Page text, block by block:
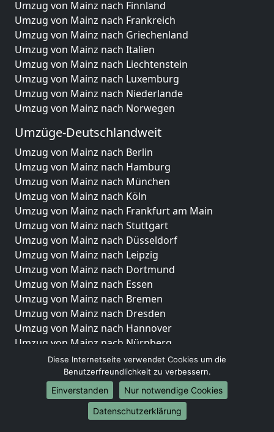
Umzug von Mainz nach Finnland
Umzug von Mainz nach Frankreich
Umzug von Mainz nach Griechenland
Umzug von Mainz nach Italien
Umzug von Mainz nach Liechtenstein
Umzug von Mainz nach Luxemburg
Umzug von Mainz nach Niederlande
Umzug von Mainz nach Norwegen
Umzüge-Deutschlandweit
Umzug von Mainz nach Berlin
Umzug von Mainz nach Hamburg
Umzug von Mainz nach München
Umzug von Mainz nach Köln
Umzug von Mainz nach Frankfurt am Main
Umzug von Mainz nach Stuttgart
Umzug von Mainz nach Düsseldorf
Umzug von Mainz nach Leipzig
Umzug von Mainz nach Dortmund
Umzug von Mainz nach Essen
Umzug von Mainz nach Bremen
Umzug von Mainz nach Dresden
Umzug von Mainz nach Hannover
Umzug von Mainz nach Nürnberg
Umzug von Mainz nach Duisburg
Umzug von Mainz nach Bochum
Umzug von Mainz nach Wuppertal
Umzug von Mainz nach Bielefeld
Umzug von Mainz nach Bonn
Diese Internetseite verwendet Cookies um die
Benutzerfreundlichkeit zu verbessern.
Einverstanden
Nur notwendige Cookies
Datenschutzerklärung